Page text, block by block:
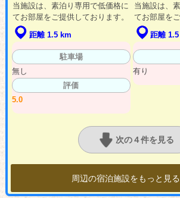
当施設は、素泊り専用で低価格に
てお部屋をご提供しております。
距離 1.5 km
駐車場
無し
評価
5.0
当施設は、
てお部屋を
距離
有り
次の４件を見る
周辺の宿泊施設をもっと